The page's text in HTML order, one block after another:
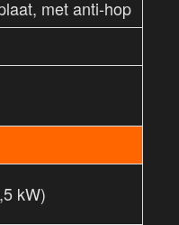
met anti-hop
kW)